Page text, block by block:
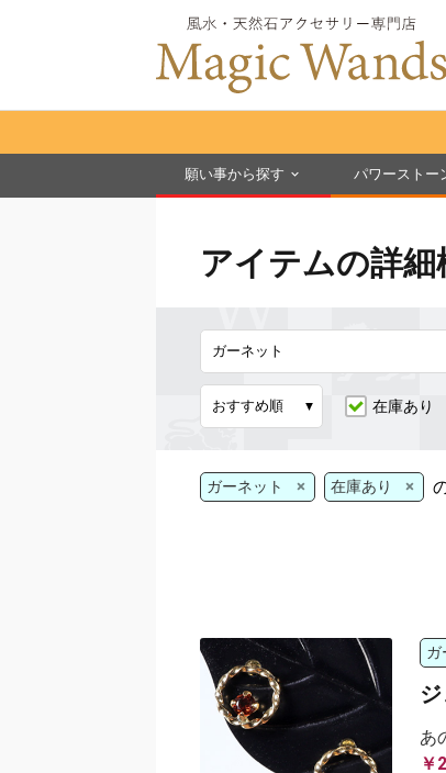
願い事から探す パワーストー
アイテムの詳細
在庫あり
ガーネット × 在庫あり ×
ガ
あ
￥